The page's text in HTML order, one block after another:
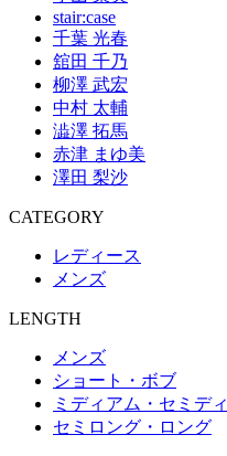
stair:case
千葉 光春
舘田 千乃
柳澤 武宏
中村 太輔
澁澤 拓馬
赤津 まゆ美
澤田 梨沙
CATEGORY
レディース
メンズ
LENGTH
メンズ
ショート・ボブ
ミディアム・セミディ
セミロング・ロング